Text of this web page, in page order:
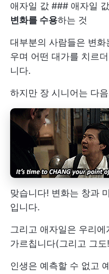
애자일 값 ### 애자일
변화를 수용하는 것
대부분의 사람들은 변
우며 어떤 대가를 치르
니다.
하지만 장 시니어는 다
맞습니다! 변화는 창과
입니다.
그리고 애자일은 우리
가르칩니다(그리고 그도
인생은 예측할 수 없고